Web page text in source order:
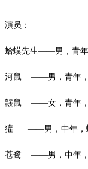
演员：
蛤蟆先生——男，青年
河鼠 ——男，青年，
鼹鼠 ——女，青年，
獾 ——男，中年，
苍鹭 ——男，中年，